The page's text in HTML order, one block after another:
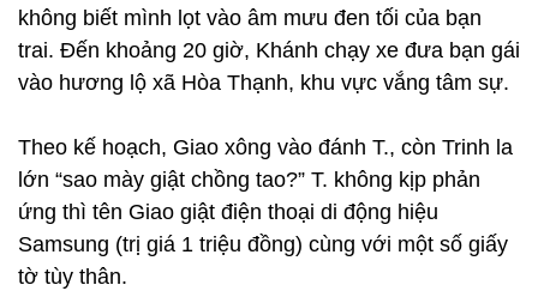
không biết mình lọt vào âm mưu đen tối của bạn
trai. Đến khoảng 20 giờ, Khánh chạy xe đưa bạn gái
vào hương lộ xã Hòa Thạnh, khu vực vắng tâm sự.
Theo kế hoạch, Giao xông vào đánh T., còn Trinh la
lớn “sao mày giật chồng tao?” T. không kịp phản
ứng thì tên Giao giật điện thoại di động hiệu
Samsung (trị giá 1 triệu đồng) cùng với một số giấy
tờ tùy thân.